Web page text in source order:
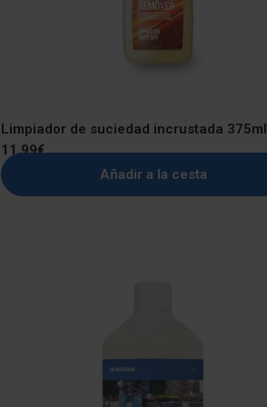
Limpiador de suciedad incrustada 375ml
Precio
regular
11,99€
Añadir a la cesta